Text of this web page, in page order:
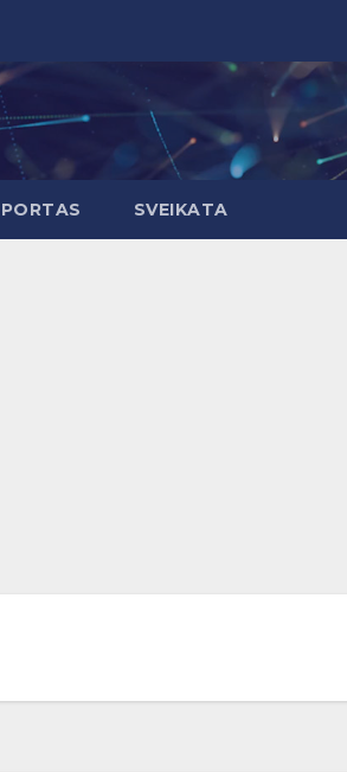
SVEIKATA